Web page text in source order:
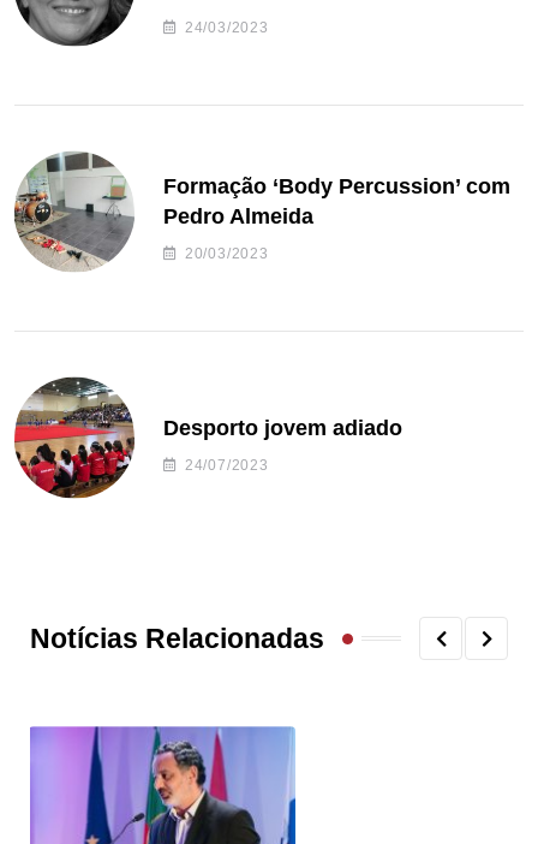
24/03/2023
Formação ‘Body Percussion’ com
Pedro Almeida
20/03/2023
Desporto jovem adiado
24/07/2023
Notícias Relacionadas